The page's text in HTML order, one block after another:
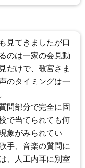
見てきましたが口
のは一家の会見動
だけで、敬宮さま
のタイミングは一
問部分で完全に固
で当てられても何
象がみられてい
手、音楽の質問に
、人工内耳に別室